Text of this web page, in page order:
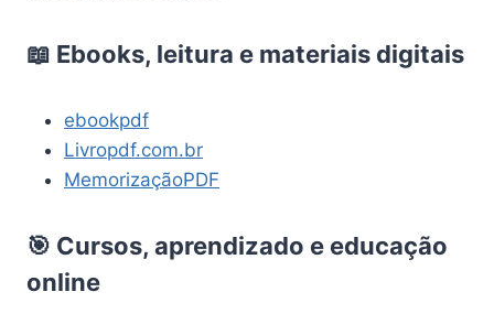
📖 Ebooks, leitura e materiais digitais
ebookpdf
Livropdf.com.br
MemorizaçãoPDF
🎯 Cursos, aprendizado e educação
online